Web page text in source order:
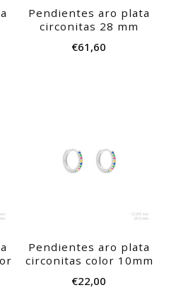
Pendientes aro plata
circonitas 28 mm
€61,60
Pendientes aro plata
circonitas color 10mm
€22,00